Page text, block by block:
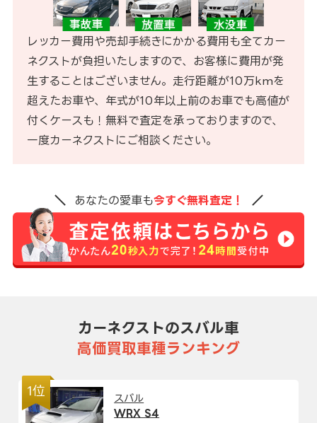
レッカー費用や売却手続きにかかる費用も全てカー
ネクストが負担いたしますので、お客様に費用が発
生することはございません。走行距離が10万kmを
超えたお車や、年式が10年以上前のお車でも高値が
付くケースも！無料で査定を承っておりますので、
一度カーネクストにご相談ください。
あなたの愛車も今すぐ無料査定！
カーネクストのスバル車
高価買取車種ランキング
1位
スバル
WRX S4